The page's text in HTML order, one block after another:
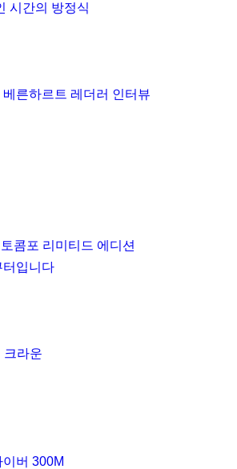
시간의 방정식
른하르트 레더러 인터뷰
콤포 리미티드 에디션
터입니다
크라운
버 300M